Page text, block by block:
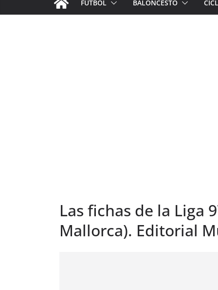
FÚTBOL BALONCESTO
Las fichas de la Liga
Mallorca). Editorial